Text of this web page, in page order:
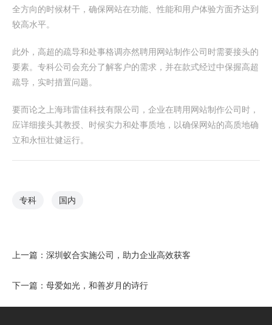
全方向的时候材干，确保网站在功能、性能和用户体验方面齐达到
较高水平。
此外，高超的疏导和处事格调亦然聘用网站制作公司时需要接头的
要素。专科公司会充分了解客户的需求，并在款式经过中保握高超
疏导，实时措置问题。
要而论之上海玮雷佳科技有限公司，企业在聘用网站制作公司时，
应详细接头其教授、时候实力和处事质地，以确保网站的高质地确
立和永恒壮健运行。
专科 国内
上一篇： 深圳蚁合实施公司，助力企业高效获客
下一篇： 母爱如光，和善岁月的诗行